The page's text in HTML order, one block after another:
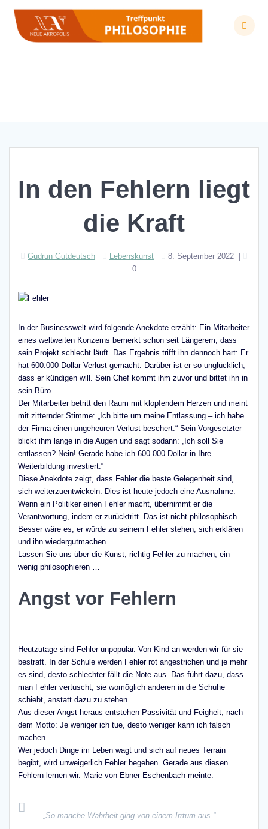
Inhalt
springen
In den Fehlern liegt
die Kraft
Gudrun Gutdeutsch Lebenskunst 8. September 2022
0
In der Businesswelt wird folgende Anekdote erzählt: Ein Mitarbeiter
eines weltweiten Konzerns bemerkt schon seit Längerem, dass
sein Projekt schlecht läuft. Das Ergebnis trifft ihn dennoch hart: Er
hat 600.000 Dollar Verlust gemacht. Darüber ist er so unglücklich,
dass er kündigen will. Sein Chef kommt ihm zuvor und bittet ihn in
sein Büro.
Der Mitarbeiter betritt den Raum mit klopfendem Herzen und meint
mit zitternder Stimme: „Ich bitte um meine Entlassung – ich habe
der Firma einen ungeheuren Verlust beschert.“ Sein Vorgesetzter
blickt ihm lange in die Augen und sagt sodann: „Ich soll Sie
entlassen? Nein! Gerade habe ich 600.000 Dollar in Ihre
Weiterbildung investiert.“
Diese Anekdote zeigt, dass Fehler die beste Gelegenheit sind,
sich weiterzuentwickeln. Dies ist heute jedoch eine Ausnahme.
Wenn ein Politiker einen Fehler macht, übernimmt er die
Verantwortung, indem er zurücktritt. Das ist nicht philosophisch.
Besser wäre es, er würde zu seinem Fehler stehen, sich erklären
und ihn wiedergutmachen.
Lassen Sie uns über die Kunst, richtig Fehler zu machen, ein
wenig philosophieren …
Angst vor Fehlern
Heutzutage sind Fehler unpopulär. Von Kind an werden wir für sie
bestraft. In der Schule werden Fehler rot angestrichen und je mehr
es sind, desto schlechter fällt die Note aus. Das führt dazu, dass
man Fehler vertuscht, sie womöglich anderen in die Schuhe
schiebt, anstatt dazu zu stehen.
Aus dieser Angst heraus entstehen Passivität und Feigheit, nach
dem Motto: Je weniger ich tue, desto weniger kann ich falsch
machen.
Wer jedoch Dinge im Leben wagt und sich auf neues Terrain
begibt, wird unweigerlich Fehler begehen. Gerade aus diesen
Fehlern lernen wir. Marie von Ebner-Eschenbach meinte:
„So manche Wahrheit ging von einem Irrtum aus.“